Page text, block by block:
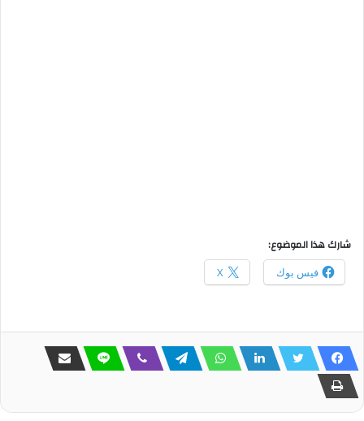
شارك هذا الموضوع:
فيس بوك X